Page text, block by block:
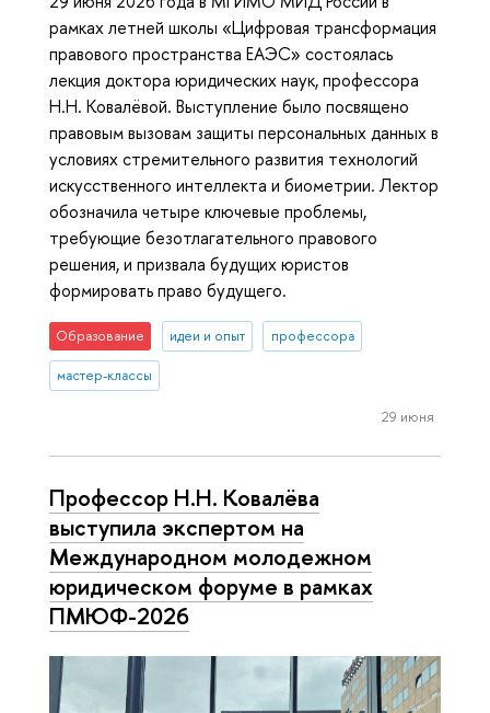
рамках летней школы «Цифровая трансформация
правового пространства ЕАЭС» состоялась
лекция доктора юридических наук, профессора
Н.Н. Ковалёвой. Выступление было посвящено
правовым вызовам защиты персональных данных в
условиях стремительного развития технологий
искусственного интеллекта и биометрии. Лектор
обозначила четыре ключевые проблемы,
требующие безотлагательного правового
решения, и призвала будущих юристов
формировать право будущего.
Образование идеи и опыт профессора
мастер-классы
29 июня
Профессор Н.Н. Ковалёва
выступила экспертом на
Международном молодежном
юридическом форуме в рамках
ПМЮФ-2026